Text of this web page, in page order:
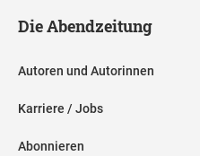
Die Abendzeitung
Autoren und Autorinnen
Karriere / Jobs
Abonnieren